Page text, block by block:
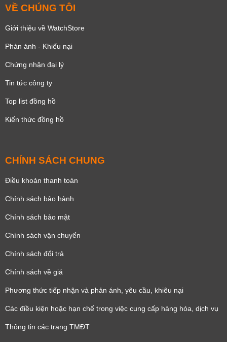
VỀ CHÚNG TÔI
Giới thiệu về WatchStore
Phản ánh - Khiếu nại
Chứng nhận đại lý
Tin tức công ty
Top list đồng hồ
Kiến thức đồng hồ
CHÍNH SÁCH CHUNG
Điều khoản thanh toán
Chính sách bảo hành
Chính sách bảo mật
Chính sách vận chuyển
Chính sách đổi trả
Chính sách về giá
Phương thức tiếp nhận và phản ánh, yêu cầu, khiêu nại
Các điều kiện hoặc hạn chế trong việc cung cấp hàng hóa, dịch vụ
Thông tin các trang TMĐT